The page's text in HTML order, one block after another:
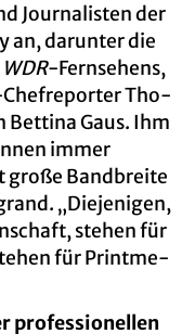
Jour­na­lis­ten der
an, dar­un­ter die
WDR-Fern­se­hens,
Tho­
Gaus. Ihm
immer
große Band­brei­te
„Die­je­ni­gen,
ste­hen für
für Print­me­
pro­fes­sio­nel­len